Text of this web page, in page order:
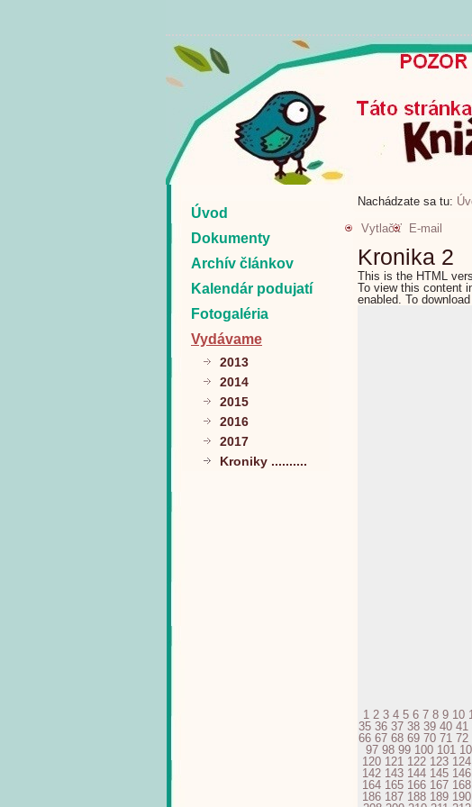
Úvod
Dokumenty
Archív článkov
Kalendár podujatí
Fotogaléria
Vydávame
2013
2014
2015
2016
2017
Kroniky ..........
Nachádzate sa tu:
Vytlačiť
E-mail
Kronika 2
This is the HTML
To view this content
enabled. To
1 2 3 4 5 6 7 8 9 10
35 36 37 38 39 40 41
66 67 68 69 70 71 72
97 98 99 100 101
120 121 122 123 124
142 143 144 145 146
164 165 166 167 168
186 187 188 189 190